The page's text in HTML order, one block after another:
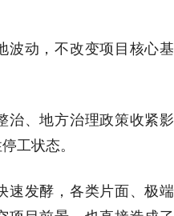
波动，不改变项目核心基
治、地方治理政策收紧影
工状态。
速发酵，各类片面、极端